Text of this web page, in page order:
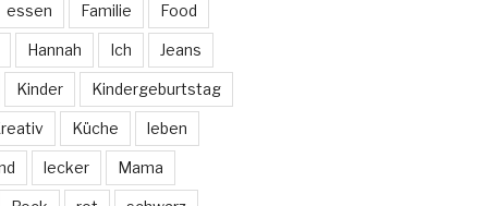
essen Familie Food
Hannah Ich Jeans
Kinder Kindergeburtstag
Küche leben
lecker Mama